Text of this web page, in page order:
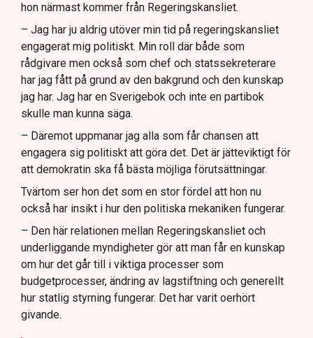
hon närmast kommer från Regeringskansliet.
– Jag har ju aldrig utöver min tid på regeringskansliet
engagerat mig politiskt. Min roll där både som
rådgivare men också som chef och statssekreterare
har jag fått på grund av den bakgrund och den kunskap
jag har. Jag har en Sverigebok och inte en partibok
skulle man kunna säga.
– Däremot uppmanar jag alla som får chansen att
engagera sig politiskt att göra det. Det är jätteviktigt för
att demokratin ska få bästa möjliga förutsättningar.
Tvärtom ser hon det som en stor fördel att hon nu
också har insikt i hur den politiska mekaniken fungerar.
– Den här relationen mellan Regeringskansliet och
underliggande myndigheter gör att man får en kunskap
om hur det går till i viktiga processer som
budgetprocesser, ändring av lagstiftning och generellt
hur statlig styrning fungerar. Det har varit oerhört
givande.